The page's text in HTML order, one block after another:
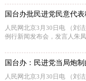
人民网北京3月30日电 （刘
例行新闻发布会，发言人朱
国台办：民进党当局炮
人民网北京3月30日电 （刘